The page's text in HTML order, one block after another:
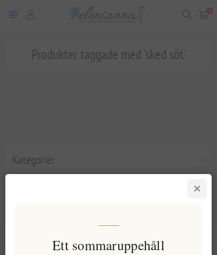
0
Kategorier
Produkter taggade med 'sked söt'
Ett sommaruppehåll